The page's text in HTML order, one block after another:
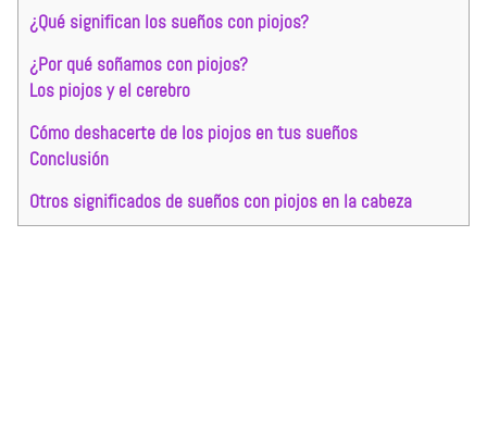
¿Qué significan los sueños con piojos?
¿Por qué soñamos con piojos?
Los piojos y el cerebro
Cómo deshacerte de los piojos en tus sueños
Conclusión
Otros significados de sueños con piojos en la cabeza